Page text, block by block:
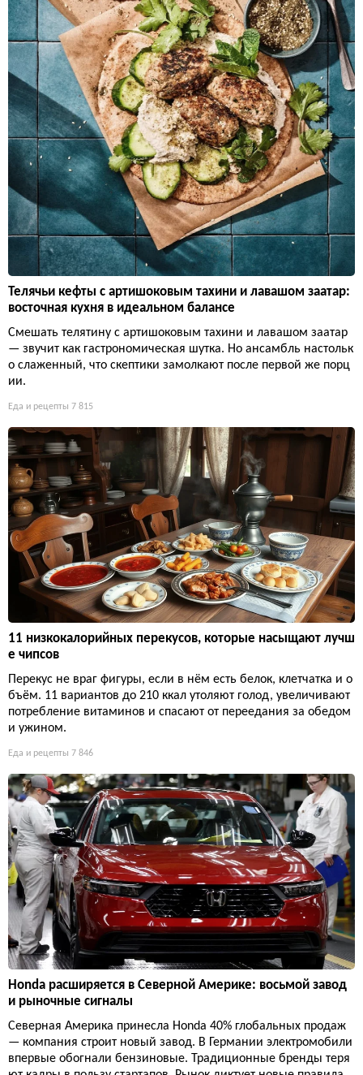
Телячьи кефты с артишоковым тахини и лавашом заатар:
восточная кухня в идеальном балансе
Смешать телятину с артишоковым тахини и лавашом заатар
— звучит как гастрономическая шутка. Но ансамбль настольк
о слаженный, что скептики замолкают после первой же порц
ии.
Еда и рецепты 7 815
11 низкокалорийных перекусов, которые насыщают лучш
е чипсов
Перекус не враг фигуры, если в нём есть белок, клетчатка и о
бъём. 11 вариантов до 210 ккал утоляют голод, увеличивают
потребление витаминов и спасают от переедания за обедом
и ужином.
Еда и рецепты 7 846
Honda расширяется в Северной Америке: восьмой завод
и рыночные сигналы
Северная Америка принесла Honda 40% глобальных продаж
— компания строит новый завод. В Германии электромобили
впервые обогнали бензиновые. Традиционные бренды теря